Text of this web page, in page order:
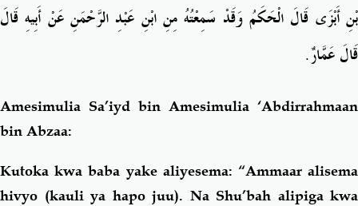
بْنِ أَبْزَى قَالَ الْحَكَمُ وَقَدْ سَمِعْتُهُ مِنِ ابْنِ عَبْدِ الرَّحْمَنِ عَنْ أَبِيهِ قَالَ
قَالَ عَمَّارٌ‏.‏
Amesimulia Sa’iyd bin Amesimulia ‘Abdirrahmaan
bin Abzaa:
Kutoka kwa baba yake aliyesema: “Ammaar alisema
hivyo (kauli ya hapo juu). Na Shu’bah alipiga kwa